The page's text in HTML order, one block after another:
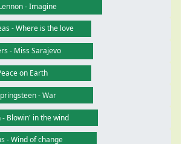
- Imagine
- Where is the love
- Miss Sarajevo
on Earth
- War
- Blowin' in the wind
- Wind of change